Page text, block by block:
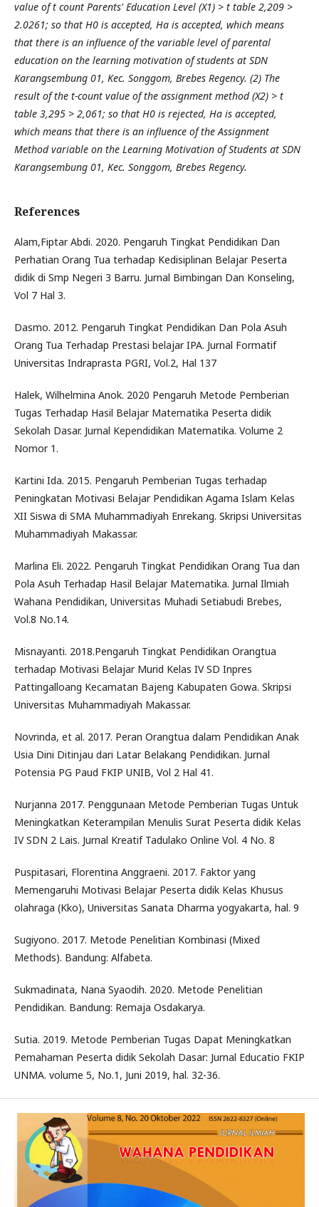
value of t count Parents' Education Level (X1) > t table 2,209 >
2.0261; so that H0 is accepted, Ha is accepted, which means
that there is an influence of the variable level of parental
education on the learning motivation of students at SDN
Karangsembung 01, Kec. Songgom, Brebes Regency. (2) The
result of the t-count value of the assignment method (X2) > t
table 3,295 > 2,061; so that H0 is rejected, Ha is accepted,
which means that there is an influence of the Assignment
Method variable on the Learning Motivation of Students at SDN
Karangsembung 01, Kec. Songgom, Brebes Regency.
References
Alam,Fiptar Abdi. 2020. Pengaruh Tingkat Pendidikan Dan
Perhatian Orang Tua terhadap Kedisiplinan Belajar Peserta
didik di Smp Negeri 3 Barru. Jurnal Bimbingan Dan Konseling,
Vol 7 Hal 3.
Dasmo. 2012. Pengaruh Tingkat Pendidikan Dan Pola Asuh
Orang Tua Terhadap Prestasi belajar IPA. Jurnal Formatif
Universitas Indraprasta PGRI, Vol.2, Hal 137
Halek, Wilhelmina Anok. 2020 Pengaruh Metode Pemberian
Tugas Terhadap Hasil Belajar Matematika Peserta didik
Sekolah Dasar. Jurnal Kependidikan Matematika. Volume 2
Nomor 1.
Kartini Ida. 2015. Pengaruh Pemberian Tugas terhadap
Peningkatan Motivasi Belajar Pendidikan Agama Islam Kelas
XII Siswa di SMA Muhammadiyah Enrekang. Skripsi Universitas
Muhammadiyah Makassar.
Marlina Eli. 2022. Pengaruh Tingkat Pendidikan Orang Tua dan
Pola Asuh Terhadap Hasil Belajar Matematika. Jurnal Ilmiah
Wahana Pendidikan, Universitas Muhadi Setiabudi Brebes,
Vol.8 No.14.
Misnayanti. 2018.Pengaruh Tingkat Pendidikan Orangtua
terhadap Motivasi Belajar Murid Kelas IV SD Inpres
Pattingalloang Kecamatan Bajeng Kabupaten Gowa. Skripsi
Universitas Muhammadiyah Makassar.
Novrinda, et al. 2017. Peran Orangtua dalam Pendidikan Anak
Usia Dini Ditinjau dari Latar Belakang Pendidikan. Jurnal
Potensia PG Paud FKIP UNIB, Vol 2 Hal 41.
Nurjanna 2017. Penggunaan Metode Pemberian Tugas Untuk
Meningkatkan Keterampilan Menulis Surat Peserta didik Kelas
IV SDN 2 Lais. Jurnal Kreatif Tadulako Online Vol. 4 No. 8
Puspitasari, Florentina Anggraeni. 2017. Faktor yang
Memengaruhi Motivasi Belajar Peserta didik Kelas Khusus
olahraga (Kko), Universitas Sanata Dharma yogyakarta, hal. 9
Sugiyono. 2017. Metode Penelitian Kombinasi (Mixed
Methods). Bandung: Alfabeta.
Sukmadinata, Nana Syaodih. 2020. Metode Penelitian
Pendidikan. Bandung: Remaja Osdakarya.
Sutia. 2019. Metode Pemberian Tugas Dapat Meningkatkan
Pemahaman Peserta didik Sekolah Dasar: Jurnal Educatio FKIP
UNMA. volume 5, No.1, Juni 2019, hal. 32-36.